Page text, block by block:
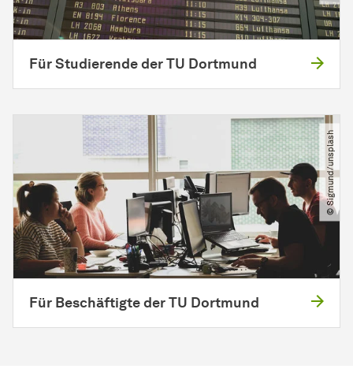
Für Studierende der TU Dortmund
© Sigmund​/​unsplash
Für Beschäftigte der TU Dortmund